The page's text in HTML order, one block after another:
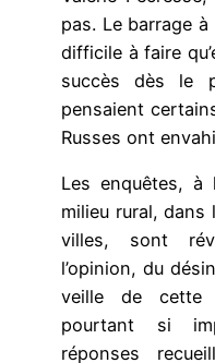
pas. Le barrage à
difficile à faire
succès dès le
pensaient
Russes ont
Les enquêtes,
milieu rural, dans
villes, sont
l’opinion, du
veille de cette
pourtant si
réponses